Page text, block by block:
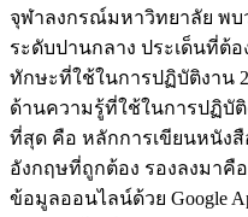
จุฬาลงกรณ์มหาวิทยาลัย พ
ระดับปานกลาง ประเด็นที่ต้
ทักษะที่ใช้ในการปฏิบัติงาน
ด้านความรู้ที่ใช้ในการปฏิบั
ที่สุด คือ หลักการเขียนหนัง
อังกฤษที่ถูกต้อง รองลงมาคื
ข้อมูลออนไลน์ด้วย Google